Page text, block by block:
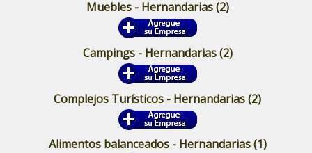
Muebles - Hernandarias(2)
Campings - Hernandarias(2)
Complejos Turísticos - Hernandarias(2)
Alimentos balanceados - Hernandarias(1)